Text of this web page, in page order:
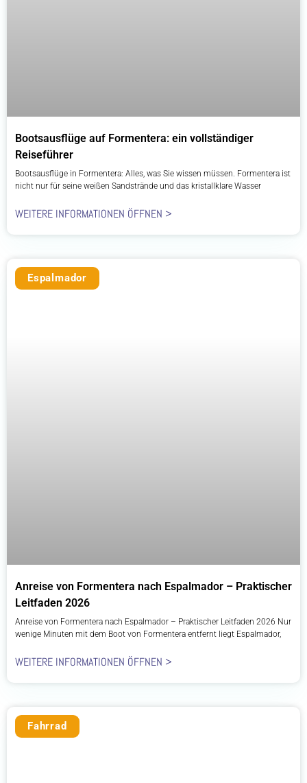
Bootsausflüge auf Formentera: ein vollständiger
Reiseführer
Bootsausflüge in Formentera: Alles, was Sie wissen müssen. Formentera ist
nicht nur für seine weißen Sandstrände und das kristallklare Wasser
WEITERE INFORMATIONEN ÖFFNEN >
Espalmador
Anreise von Formentera nach Espalmador – Praktischer
Leitfaden 2026
Anreise von Formentera nach Espalmador – Praktischer Leitfaden 2026 Nur
wenige Minuten mit dem Boot von Formentera entfernt liegt Espalmador,
WEITERE INFORMATIONEN ÖFFNEN >
Fahrrad